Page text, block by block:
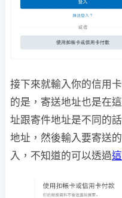
接下來就輸入你的信用
的是，寄送地址也是在
址跟寄件地址是不同的
地址，然後輸入要寄送
入，不知道的可以透過